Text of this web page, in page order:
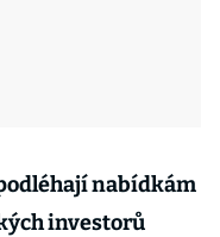
nabídkám
investorů